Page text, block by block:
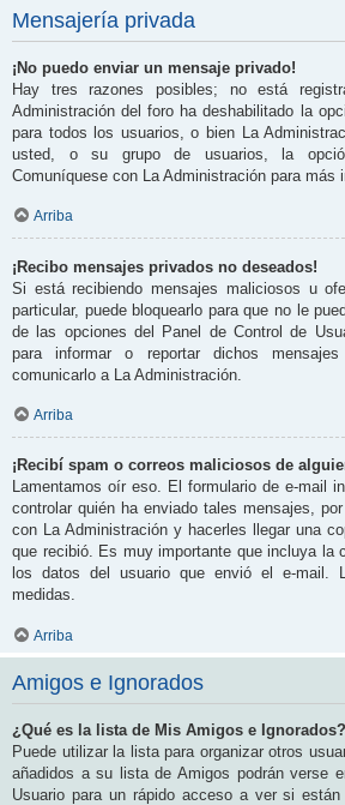
Mensajería privada
¡No puedo enviar un mensaje privado!
Hay tres razones posibles; no está
Administración del foro ha deshabilitado la
para todos los usuarios, o bien La
usted, o su grupo de usuarios, la
Comuníquese con La Administración para más
Arriba
¡Recibo mensajes privados no deseados!
Si está recibiendo mensajes maliciosos u
particular, puede bloquearlo para que no le
de las opciones del Panel de Control de
para informar o reportar dichos
comunicarlo a La Administración.
Arriba
¡Recibí spam o correos maliciosos de
Lamentamos oír eso. El formulario de e-mail
controlar quién ha enviado tales mensajes,
con La Administración y hacerles llegar una
que recibió. Es muy importante que incluya la
los datos del usuario que envió el e-mail.
medidas.
Arriba
Amigos e Ignorados
¿Qué es la lista de Mis Amigos e Ignorados?
Puede utilizar la lista para organizar otros
añadidos a su lista de Amigos podrán verse
Usuario para un rápido acceso a ver si